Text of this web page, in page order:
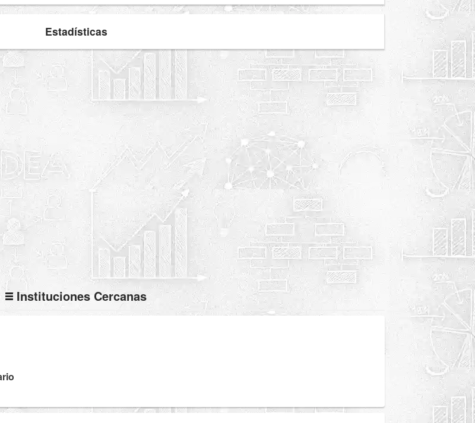
Estadísticas
Instituciones Cercanas